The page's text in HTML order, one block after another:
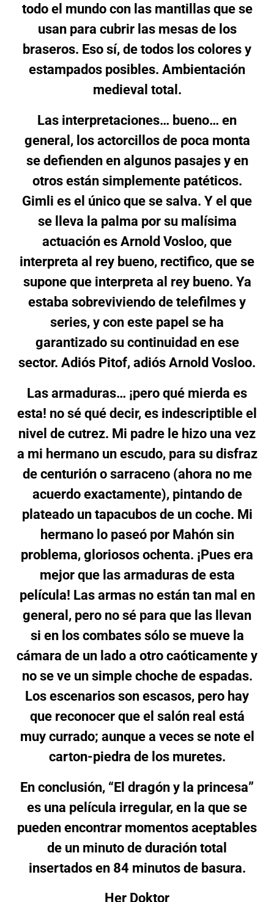
todo el mundo con las mantillas que se
usan para cubrir las mesas de los
braseros. Eso sí, de todos los colores y
estampados posibles. Ambientación
medieval total.
Las interpretaciones… bueno… en
general, los actorcillos de poca monta
se defienden en algunos pasajes y en
otros están simplemente patéticos.
Gimli es el único que se salva. Y el que
se lleva la palma por su malísima
actuación es Arnold Vosloo, que
interpreta al rey bueno, rectifico, que se
supone que interpreta al rey bueno. Ya
estaba sobreviviendo de telefilmes y
series, y con este papel se ha
garantizado su continuidad en ese
sector. Adiós Pitof, adiós Arnold Vosloo.
Las armaduras… ¡pero qué mierda es
esta! no sé qué decir, es indescriptible el
nivel de cutrez. Mi padre le hizo una vez
a mi hermano un escudo, para su disfraz
de centurión o sarraceno (ahora no me
acuerdo exactamente), pintando de
plateado un tapacubos de un coche. Mi
hermano lo paseó por Mahón sin
problema, gloriosos ochenta. ¡Pues era
mejor que las armaduras de esta
película! Las armas no están tan mal en
general, pero no sé para que las llevan
si en los combates sólo se mueve la
cámara de un lado a otro caóticamente y
no se ve un simple choche de espadas.
Los escenarios son escasos, pero hay
que reconocer que el salón real está
muy currado; aunque a veces se note el
carton-piedra de los muretes.
En conclusión, “El dragón y la princesa”
es una película irregular, en la que se
pueden encontrar momentos aceptables
de un minuto de duración total
insertados en 84 minutos de basura.
Her Doktor